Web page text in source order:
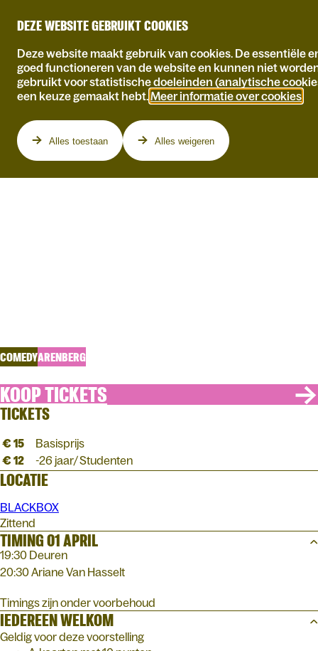
DEZE WEBSITE GEBRUIKT COOKIES
Deze website maakt gebruik van cookies. De essentiële
goed functioneren van de website en kunnen niet
gebruikt voor statistische doeleinden (analytische
een keuze gemaakt hebt. Meer informatie over cookies
Alles toestaan Alles weigeren
COMEDYARENBERG
KOOP TICKETS
TICKETS
€ 15
Basisprijs
€ 12
-26 jaar/ Studenten
LOCATIE
BLACKBOX
Zittend
TIMING 01 APRIL
19:30 Deuren
20:30 Ariane Van Hasselt
Timings zijn onder voorbehoud
IEDEREEN WELKOM
Geldig voor deze voorstelling